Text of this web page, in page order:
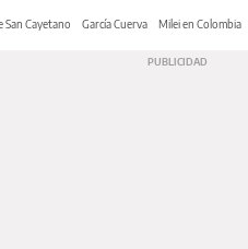
San Cayetano García Cuerva Milei en Colombia